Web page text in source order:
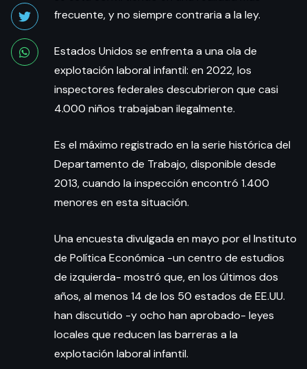
frecuente, y no siempre contraria a la ley.
Estados Unidos se enfrenta a una ola de
explotación laboral infantil: en 2022, los
inspectores federales descubrieron que casi
4.000 niños trabajaban ilegalmente.
Es el máximo registrado en la serie histórica del
Departamento de Trabajo, disponible desde
2013, cuando la inspección encontró 1.400
menores en esta situación.
Una encuesta divulgada en mayo por el Instituto
de Política Económica -un centro de estudios
de izquierda- mostró que, en los últimos dos
años, al menos 14 de los 50 estados de EE.UU.
han discutido -y ocho han aprobado- leyes
locales que reducen las barreras a la
explotación laboral infantil.